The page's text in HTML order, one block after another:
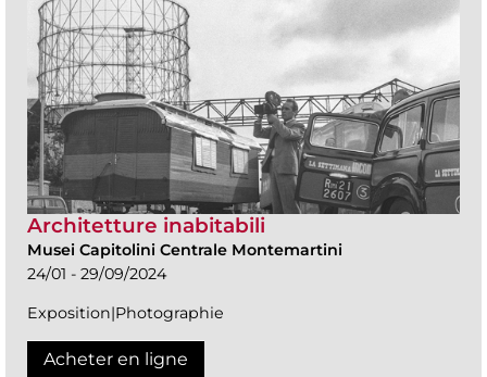
Architetture inabitabili
Musei Capitolini Centrale Montemartini
24/01 - 29/09/2024
Exposition|Photographie
Acheter en ligne